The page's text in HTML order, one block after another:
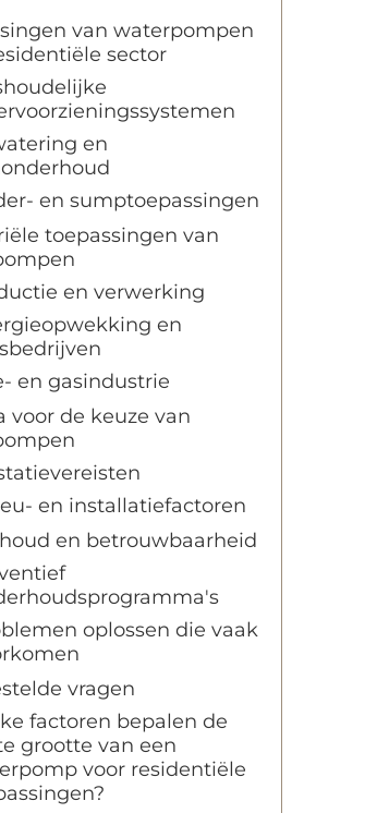
van waterpompen
sector
en
en sumptoepassingen
toepassingen van
en verwerking
en
en gasindustrie
voor de keuze van
en installatiefactoren
en betrouwbaarheid
oplossen die vaak
vragen
factoren bepalen de
grootte van een
voor residentiële